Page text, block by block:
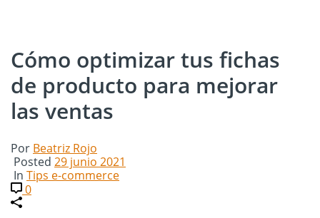
Cómo optimizar tus fichas
de producto para mejorar
las ventas
Por Beatriz Rojo
Posted 29 junio 2021
In Tips e-commerce
0